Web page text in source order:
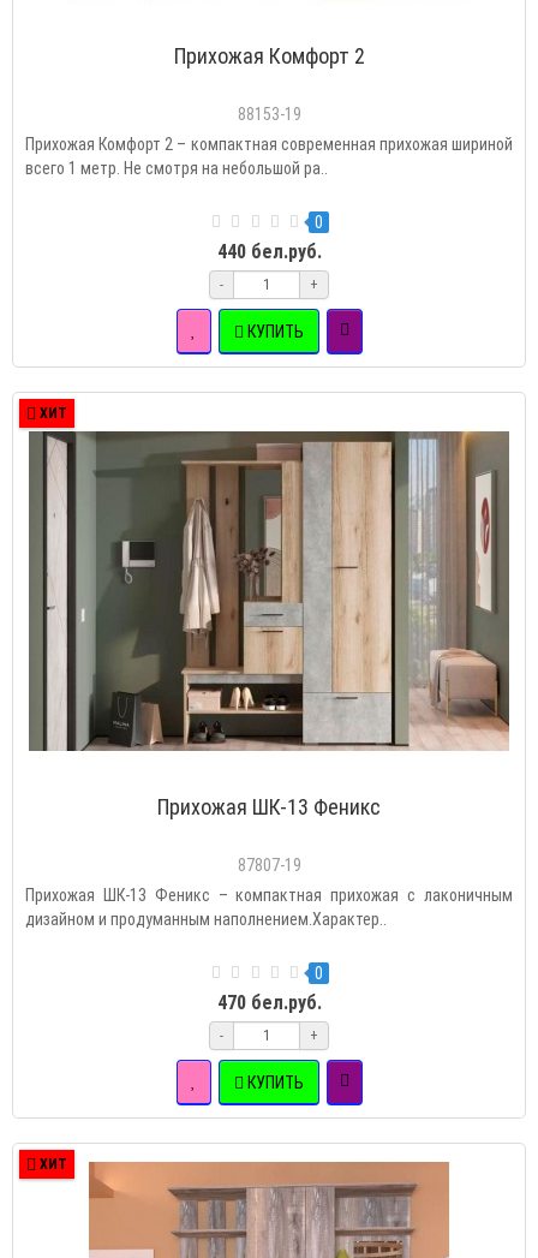
Прихожая Комфорт 2
88153-19
Прихожая Комфорт 2 – компактная современная прихожая шириной
всего 1 метр. Не смотря на небольшой ра..
0
440 бел.руб.
- +
КУПИТЬ
ХИТ
Прихожая ШК-13 Феникс
87807-19
Прихожая ШК-13 Феникс – компактная прихожая с лаконичным
дизайном и продуманным наполнением.Характер..
0
470 бел.руб.
- +
КУПИТЬ
ХИТ